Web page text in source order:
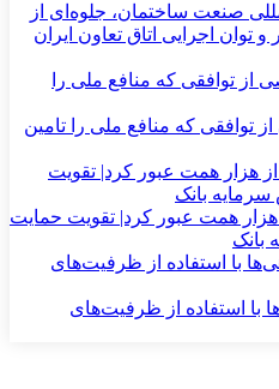
صنعت ساختمان، جلوه‌ای از
توان اجرایی اتاق تعاون ایران
که منافع ملی را تامین
هزار همت عبور کرد| تقویت حمایت
بانک
با استفاده از ظرفیت‌های